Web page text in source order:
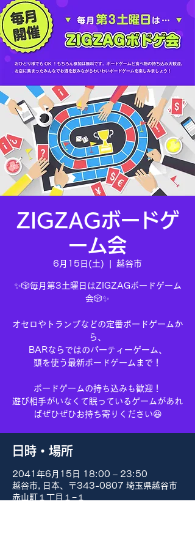
ZIGZAGボードゲ
ーム会
6月15日(土) 越谷市
✨🎲毎月第3土曜日はZIGZAGボードゲーム
会🎲✨
オセロやトランプなどの定番ボードゲームか
ら、
BARならではのパーティーゲーム、
頭を使う最新ボードゲームまで！
ボードゲームの持ち込みも歓迎！
遊び相手がいなくて眠っているゲームがあれ
ばぜひぜひお持ち寄りください😆
日時・場所
2041年6月15日 18:00 – 23:50
越谷市, 日本、〒343-0807 埼玉県越谷市
赤山町１丁目１−１